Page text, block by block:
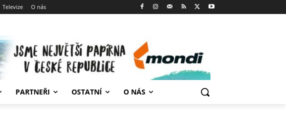
Televize O nás
PARTNEŘI OSTATNÍ O NÁS